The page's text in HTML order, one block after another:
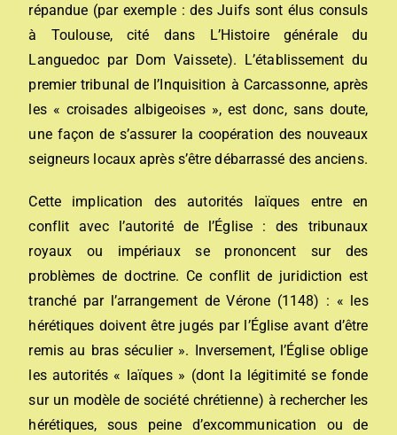
répandue (par exemple : des Juifs sont élus consuls
à Toulouse, cité dans L’Histoire générale du
Languedoc par Dom Vaissete). L’établissement du
premier tribunal de l’Inquisition à Carcassonne, après
les « croisades albigeoises », est donc, sans doute,
une façon de s’assurer la coopération des nouveaux
seigneurs locaux après s’être débarrassé des anciens.
Cette implication des autorités laïques entre en
conflit avec l’autorité de l’Église : des tribunaux
royaux ou impériaux se prononcent sur des
problèmes de doctrine. Ce conflit de juridiction est
tranché par l’arrangement de Vérone (1148) : « les
hérétiques doivent être jugés par l’Église avant d’être
remis au bras séculier ». Inversement, l’Église oblige
les autorités « laïques » (dont la légitimité se fonde
sur un modèle de société chrétienne) à rechercher les
hérétiques, sous peine d’excommunication ou de